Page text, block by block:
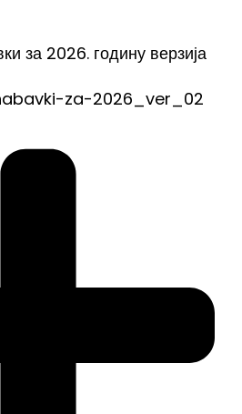
за 2026. годину верзија
za-2026_ver_02